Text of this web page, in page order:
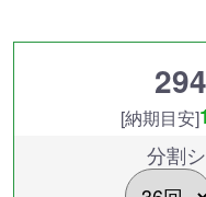
[納期目安]
分割